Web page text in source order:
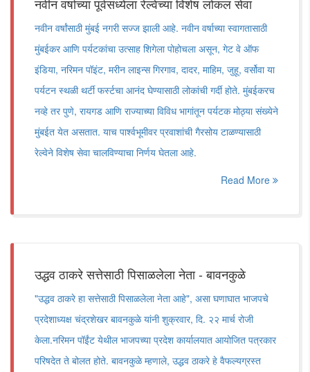
नवीन वर्षांसाठी मुंबई नगरी सज्ज झाली आहे. नवीन वर्षाच्या स्वागतासाठी
मुंबईकर आणि पर्यटकांचा उत्साह शिगेला पोहोचला असून, गेट वे ऑफ
इंडिया, नरिमन पॉइंट, मरीन लाइन्स गिरगाव, दादर, माहिम, जुहू, वर्सोवा या
पर्यटन स्थळी थर्टी फर्स्टचा आनंद घेण्यासाठी लोकांची गर्दी होते. मुंबईकरच
नव्हे तर पुणे, रायगड आणि राज्याच्या विविध भागांतून पर्यटक मोठ्या संख्येने
मुंबईत येत असतात. याच पार्श्वभूमीवर प्रवाशांची गैरसोय टाळण्यासाठी
रेल्वेने विशेष सेवा चालविण्याचा निर्णय घेतला आहे.
Read More
उद्धव ठाकरे सत्तेसाठी पिसाळलेला नेता - बावनकुळे
"उद्धव ठाकरे हा सत्तेसाठी पिसाळलेला नेता आहे", असा घणाघात भाजपचे
प्रदेशाध्यक्ष चंद्रशेखर बावनकुळे यांनी शुक्रवार, दि. २२ मार्च रोजी
केला.नरिमन पॉईंट येथील भाजपच्या प्रदेश कार्यालयात आयोजित पत्रकार
परिषदेत ते बोलत होते. बावनकुळे म्हणाले, उद्धव ठाकरे हे वैफल्यग्रस्त